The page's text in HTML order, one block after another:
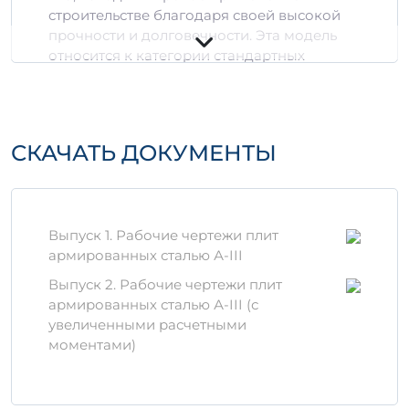
строительстве благодаря своей высокой
прочности и долговечности. Эта модель
относится к категории стандартных
Технические
с добавлением арматуры.
Габариты: соответствует желаемым
стандартам для проектирования.
Марка прочности:не менее В25 для
обеспечения надежности.
Преимущества
СКАЧАТЬ ДОКУМЕНТЫ
Выпуск 1. Рабочие чертежи плит
армированных сталью А-III
Выпуск 2. Рабочие чертежи плит
армированных сталью А-III (с
увеличенными расчетными
моментами)